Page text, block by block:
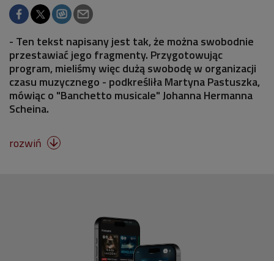
- Ten tekst napisany jest tak, że można swobodnie
przestawiać jego fragmenty. Przygotowując
program, mieliśmy więc dużą swobodę w organizacji
czasu muzycznego - podkreśliła Martyna Pastuszka,
mówiąc o "Banchetto musicale" Johanna Hermanna
Scheina.
rozwiń 